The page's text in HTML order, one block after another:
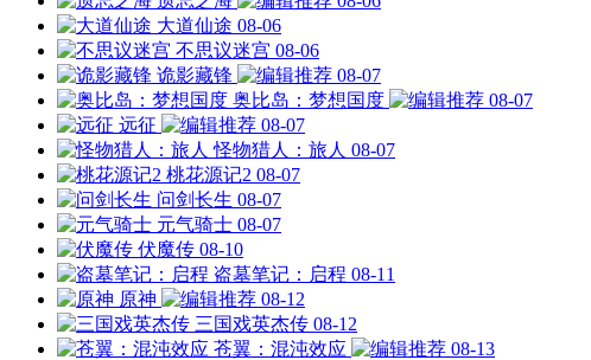
大道仙途 08-06
不思议迷宫 08-06
诡影藏锋
08-07
奥比岛：梦想国度
08-07
远征
08-07
怪物猎人：旅人 08-07
桃花源记2 08-07
问剑长生 08-07
元气骑士 08-07
伏魔传 08-10
盗墓笔记：启程 08-11
原神
08-12
三国戏英杰传 08-12
苍翼：混沌效应
08-13